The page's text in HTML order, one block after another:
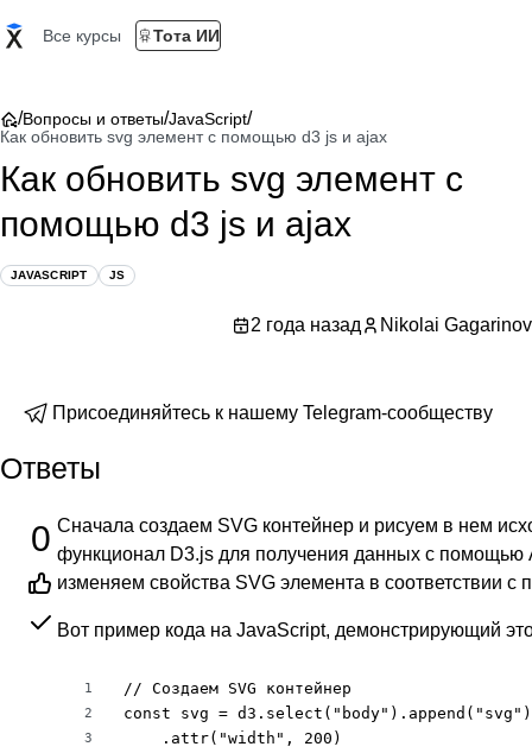
Все курсы Тота ИИ
/Вопросы и ответы/JavaScript/
Как обновить svg элемент с помощью d3 js и ajax
Как обновить svg элемент с
помощью d3 js и ajax
JAVASCRIPT JS
2 года назад Nikolai Gagarinov
Присоединяйтесь к нашему Telegram-сообществу
Ответы
0 Сначала создаем SVG контейнер и рисуем в нем
функционал D3.js для получения данных с помощью
изменяем свойства SVG элемента в соответствии
Вот пример кода на JavaScript, демонстрирующий
1
2
3
// Создаем SVG контейнер
const svg = d3.select("body").append("svg")
    .attr("width", 200)